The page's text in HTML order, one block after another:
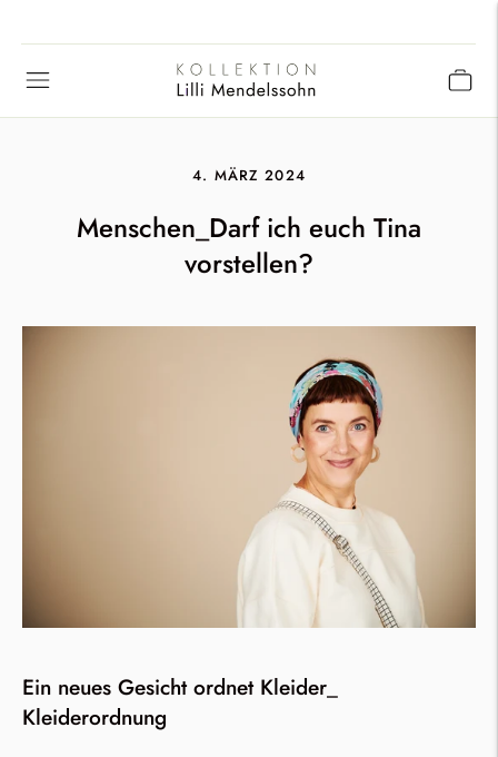
4. MÄRZ 2024
Menschen_Darf ich euch Tina
vorstellen?
Ein neues Gesicht ordnet Kleider_
Kleiderordnung